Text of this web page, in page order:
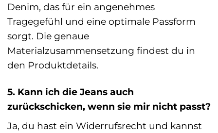
Denim, das für ein angenehmes
Tragegefühl und eine optimale Passform
sorgt. Die genaue
Materialzusammensetzung findest du in
den Produktdetails.
5. Kann ich die Jeans auch
zurückschicken, wenn sie mir nicht passt?
Ja, du hast ein Widerrufsrecht und kannst